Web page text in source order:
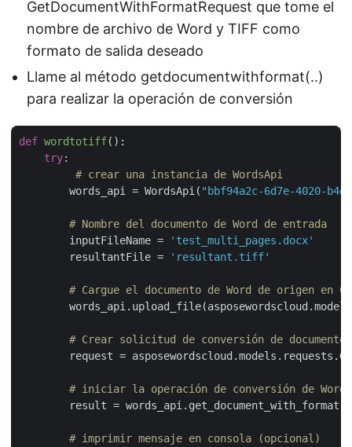
GetDocumentWithFormatRequest que tome el
nombre de archivo de Word y TIFF como
formato de salida deseado
Llame al método getdocumentwithformat(..)
para realizar la operación de conversión
def wordtotiff():
try:
# crear una instancia de WordsApi
        words_api = WordsApi(
"bbf94a2c-6d7e-4020-
# Nombre del documento de Word de entrada
        inputFileName =
'test_multi_pages.docx'
        resultantFile =
'resultant.tiff'
# Cargue el documento de Word de origen en
# Crear solicitud de conversión de documentos
request =
# iniciar la operación de conversión de Word
result =
# imprimir mensaje en consola (opcional)